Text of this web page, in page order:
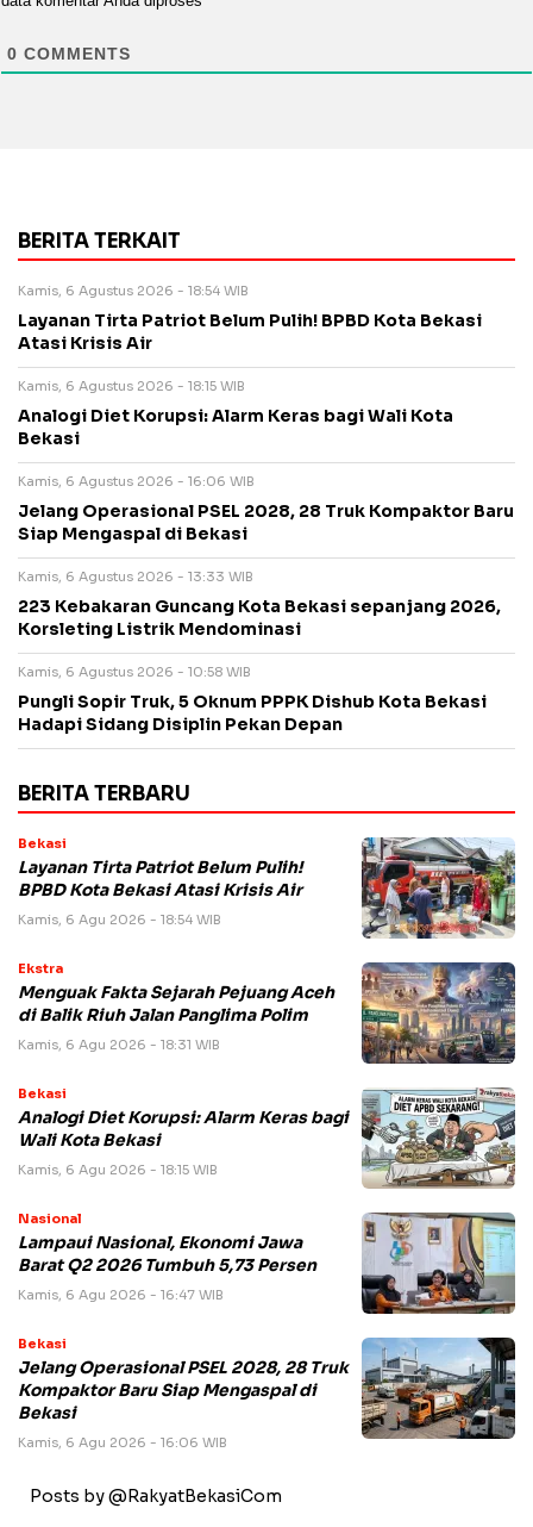
0 COMMENTS
BERITA TERKAIT
Kamis, 6 Agustus 2026 - 18:54 WIB
Layanan Tirta Patriot Belum Pulih! BPBD Kota Bekasi
Atasi Krisis Air
Kamis, 6 Agustus 2026 - 18:15 WIB
Analogi Diet Korupsi: Alarm Keras bagi Wali Kota
Bekasi
Kamis, 6 Agustus 2026 - 16:06 WIB
Jelang Operasional PSEL 2028, 28 Truk Kompaktor Baru
Siap Mengaspal di Bekasi
Kamis, 6 Agustus 2026 - 13:33 WIB
223 Kebakaran Guncang Kota Bekasi sepanjang 2026,
Korsleting Listrik Mendominasi
Kamis, 6 Agustus 2026 - 10:58 WIB
Pungli Sopir Truk, 5 Oknum PPPK Dishub Kota Bekasi
Hadapi Sidang Disiplin Pekan Depan
BERITA TERBARU
Bekasi
Layanan Tirta Patriot Belum Pulih!
BPBD Kota Bekasi Atasi Krisis Air
Kamis, 6 Agu 2026 - 18:54 WIB
Ekstra
Menguak Fakta Sejarah Pejuang Aceh
di Balik Riuh Jalan Panglima Polim
Kamis, 6 Agu 2026 - 18:31 WIB
Bekasi
Analogi Diet Korupsi: Alarm Keras bagi
Wali Kota Bekasi
Kamis, 6 Agu 2026 - 18:15 WIB
Nasional
Lampaui Nasional, Ekonomi Jawa
Barat Q2 2026 Tumbuh 5,73 Persen
Kamis, 6 Agu 2026 - 16:47 WIB
Bekasi
Jelang Operasional PSEL 2028, 28 Truk
Kompaktor Baru Siap Mengaspal di
Bekasi
Kamis, 6 Agu 2026 - 16:06 WIB
Posts by @RakyatBekasiCom